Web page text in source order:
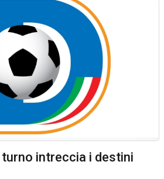
intreccia i destini